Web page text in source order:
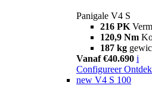
Panigale V4 S
216 PK
120,9 Nm
187 kg
Vanaf €40.690 i
Configureer
new V4 S 100